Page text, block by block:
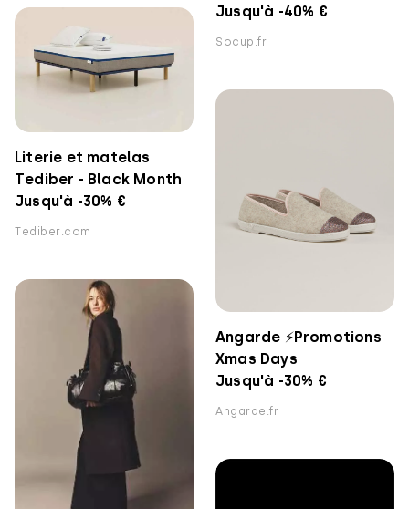
Jusqu'à -40% €
Socup.fr
Literie et matelas
Tediber - Black Month
Jusqu'à -30% €
Tediber.com
Angarde ⚡️Promotions
Xmas Days
Jusqu'à -30% €
Angarde.fr